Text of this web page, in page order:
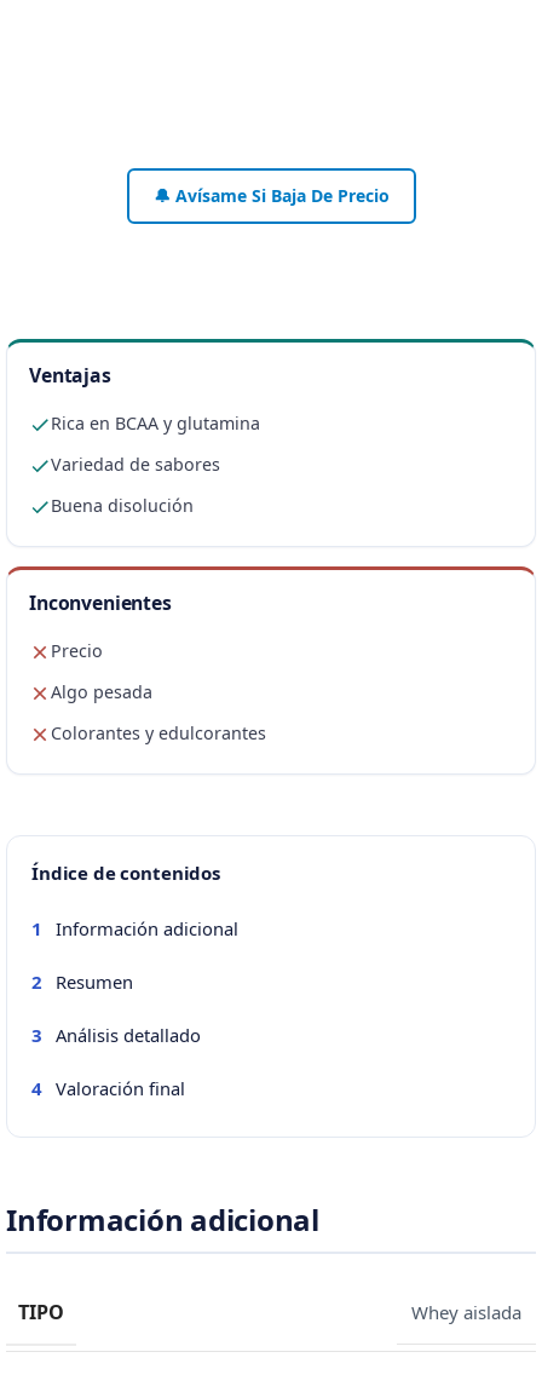
🔔 Avísame Si Baja De Precio
Ventajas
Rica en BCAA y glutamina
Variedad de sabores
Buena disolución
Inconvenientes
Precio
Algo pesada
Colorantes y edulcorantes
Índice de contenidos
1 Información adicional
2 Resumen
3 Análisis detallado
4 Valoración final
Información adicional
TIPO Whey aislada